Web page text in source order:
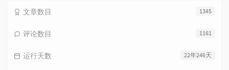
1345
文章数目
1161
评论数目
22年246天
运行天数